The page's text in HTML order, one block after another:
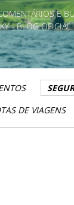
E
- BLOG OFICIAL
DE VIAGENS